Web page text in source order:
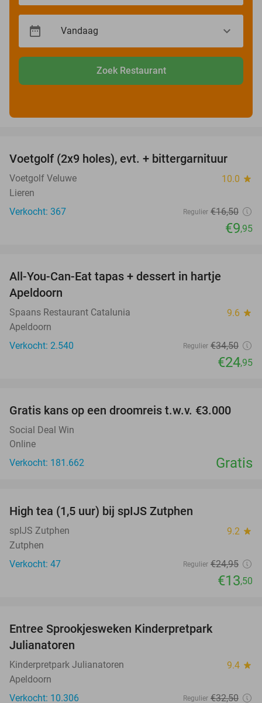
Zoek Restaurant
40%
Voetgolf (2x9 holes), evt. + bittergarnituur
Voetgolf Veluwe 10.0 star
Lieren
Verkocht: 367
Regulier €16,50
€9,95
All-You-Can-Eat tapas + dessert in hartje
Apeldoorn
Spaans Restaurant Catalunia 9.6 star
Apeldoorn
Verkocht: 2.540
Regulier €34,50
€24,95
Gratis kans op een droomreis t.w.v. €3.000
Social Deal Win
Online
Verkocht: 181.662
Gratis
High tea (1,5 uur) bij spIJS Zutphen
spIJS Zutphen 9.2 star
Zutphen
Verkocht: 47
Regulier €24,95
€13,50
Entree Sprookjesweken Kinderpretpark
Julianatoren
Kinderpretpark Julianatoren 9.4 star
Apeldoorn
Verkocht: 10.306
Regulier €32,50